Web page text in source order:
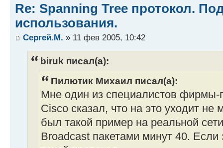
Re: Spanning Tree протокол.
использования.
Сергей.М. » 11 фев 2005, 10:42
biruk писал(а):
Пилютик Михаил писал(а):
Мне один из специалистов фирмы-
Cisco сказал, что на это уходит не
был такой пример на реальной
Broadcast пакетами минут 40. Если